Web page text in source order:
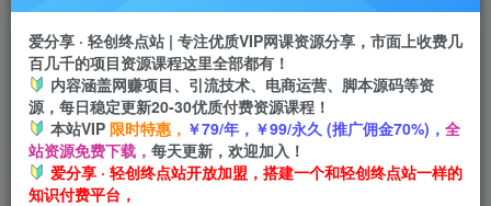
加入会员享受权益福利
爱分享 · 轻创终点站 | 专注优质VIP网课资源分享，市面上收费几
百几千的项目资源课程这里全部都有！
内容涵盖网赚项目、引流技术、电商运营、脚本源码等资
源，每日稳定更新20-30优质付费资源课程！
本站VIP 限时特惠， ￥79/年，￥99/永久 (推广佣金70%)， 全
站资源免费下载， 每天更新，欢迎加入！
爱分享 · 轻创终点站开放加盟，搭建一个和轻创终点站一样的
知识付费平台，